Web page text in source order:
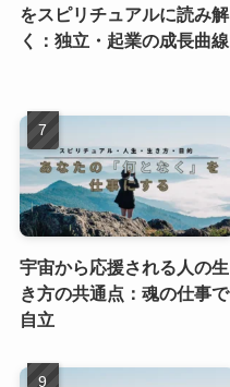
をスピリチュアルに読み解
く：独立・起業の成長曲線
宇宙から応援される人の生
き方の共通点：魂の仕事で
自立